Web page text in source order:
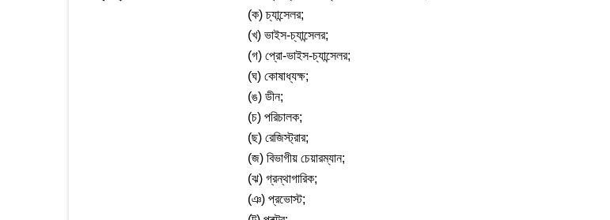
(ক) চ্যান্সেলর;
(খ) ভাইস-চ্যান্সেলর;
(গ) প্রো-ভাইস-চ্যান্সেলর;
(ঘ) কোষাধ্যক্ষ;
(ঙ) ডীন;
(চ) পরিচালক;
(ছ) রেজিস্ট্রার;
(জ) বিভাগীয় চেয়ারম্যান;
(ঝ) গ্রন্থাগারিক;
(ঞ) প্রভোস্ট;